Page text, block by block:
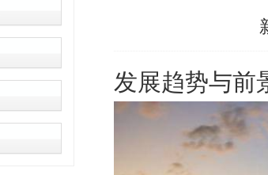
发展趋势与前